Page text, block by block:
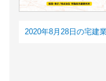
2020年8月28日の宅建